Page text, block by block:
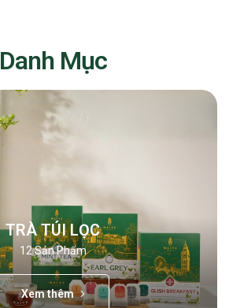
Danh Mục
TRÀ TÚI LỌC
12Sản Phẩm
Xem thêm